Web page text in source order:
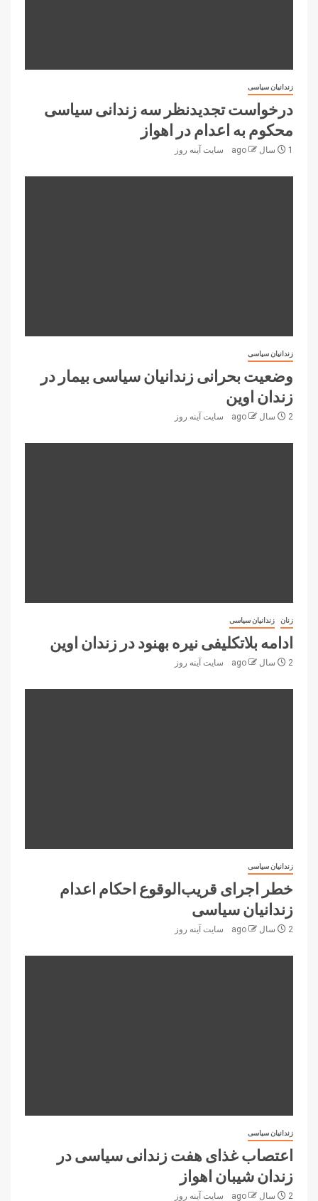
زندانیان سیاسی
درخواست تجدیدنظر سه زندانی سیاسی
محکوم به اعدام در اهواز
1 سال ago سایت آینه‌ روز
زندانیان سیاسی
وضعیت بحرانی زندانیان سیاسی بیمار در
زندان اوین
2 سال ago سایت آینه‌ روز
زنان زندانیان سیاسی
ادامه بلاتکلیفی نیره بهنود در زندان اوین
2 سال ago سایت آینه‌ روز
زندانیان سیاسی
خطر اجرای قریب‌الوقوع احکام اعدام
زندانیان سیاسی
2 سال ago سایت آینه‌ روز
زندانیان سیاسی
اعتصاب غذای هفت زندانی سیاسی در
زندان شیبان اهواز
2 سال ago سایت آینه‌ روز